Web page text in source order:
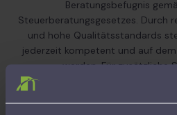
Beratungsbefugnis
Steuerberatungsgesetzes. Durch
und hohe Qualitätsstandards
jederzeit kompetent und auf
werden. Für zusätzliche
Lohnsteuerhilfeverein
Vermögensschaden-